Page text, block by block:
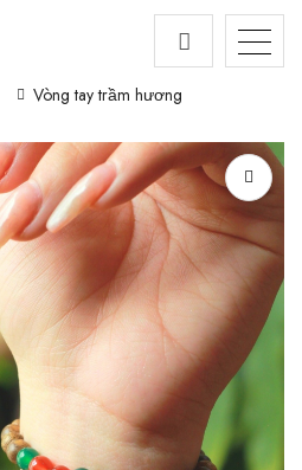
Vòng tay trầm hương